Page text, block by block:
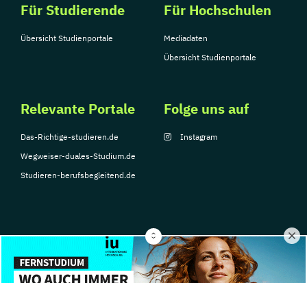
Für Studierende
Übersicht Studienportale
Für Hochschulen
Mediadaten
Übersicht Studienportale
Relevante Portale
Das-Richtige-studieren.de
Wegweiser-duales-Studium.de
Studieren-berufsbegleitend.de
Folge uns auf
Instagram
© Copyright 2026, TarGroup Media GmbH